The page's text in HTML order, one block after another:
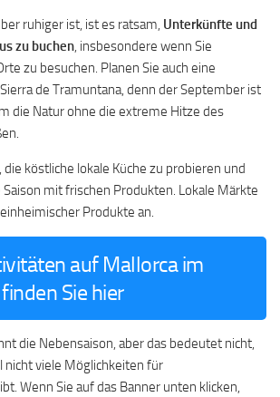
ruhiger ist, ist es ratsam, Unterkünfte und
zu buchen, insbesondere wenn Sie
zu besuchen. Planen Sie auch eine
de Tramuntana, denn der September ist
die Natur ohne die extreme Hitze des
köstliche lokale Küche zu probieren und
Saison mit frischen Produkten. Lokale Märkte
Produkte an.
auf Mallorca im
Sie hier
die Nebensaison, aber das bedeutet nicht,
nicht viele Möglichkeiten für
Wenn Sie auf das Banner unten klicken,